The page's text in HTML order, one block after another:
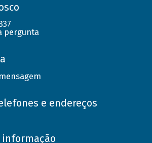
pergunta
e endereços
informação